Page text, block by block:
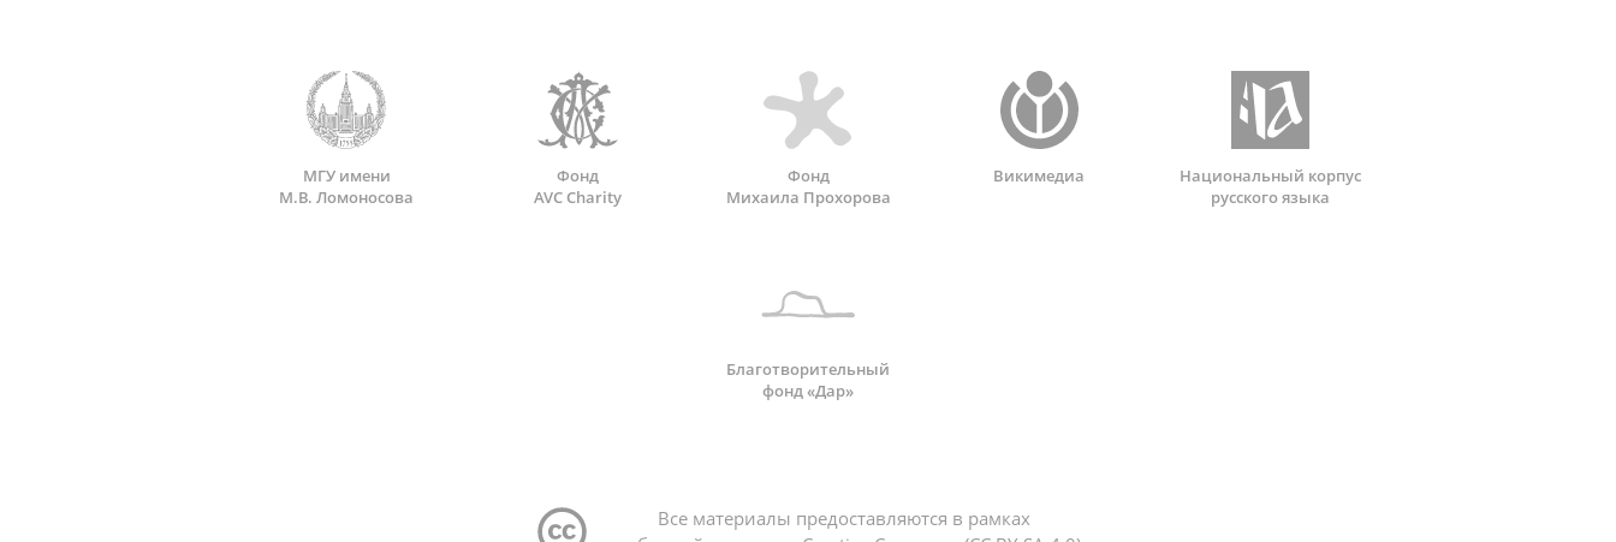
МГУ имени
М.В. Ломоносова
Фонд
AVC Charity
Фонд
Михаила Прохорова
Викимедиа
Национальный корпус
русского языка
Благотворительный
фонд «Дар»
Все материалы предоставляются в рамках